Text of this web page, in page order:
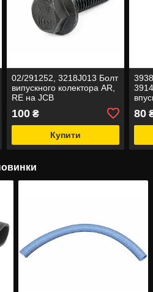
02/291252, 3218J013 Болт
випускного колектора AR,
RE на JCB
100₴
Купити
80